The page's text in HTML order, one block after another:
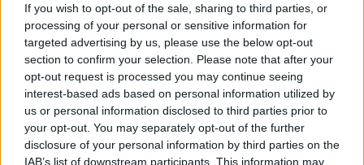
If you wish to opt-out of the sale, sharing to third parties, or
processing of your personal or sensitive information for
targeted advertising by us, please use the below opt-out
section to confirm your selection. Please note that after your
opt-out request is processed you may continue seeing
interest-based ads based on personal information utilized by
us or personal information disclosed to third parties prior to
your opt-out. You may separately opt-out of the further
disclosure of your personal information by third parties on the
IAB’s list of downstream participants. This information may
nagyon kevesek vannak veszélyben fiatalon, olyan
betegségek miatt, amiről nem tehetnek.
Igen, minden élet számít, és mindenki megérdemli
az életét, mindenkit megillet az élethez való jog. De
ezt mondd a kemény dohányosnak is, aki szintén a
saját döntései okán haldoklik rákban.
Szerinted mit művel ez a gyerekekkel, a jövő
generációival mentálisan? Mit művel több százezer,
sőt millió családdal, akik a tönk szélén